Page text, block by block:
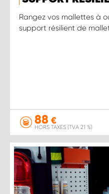
Rangez vos mallettes à
support résilient de
88 €
HORS TAXES (TVA 21 %)